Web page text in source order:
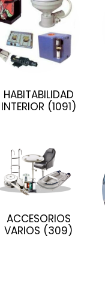
HABITABILIDAD
INTERIOR (1091)
ACCESORIOS
VARIOS (309)